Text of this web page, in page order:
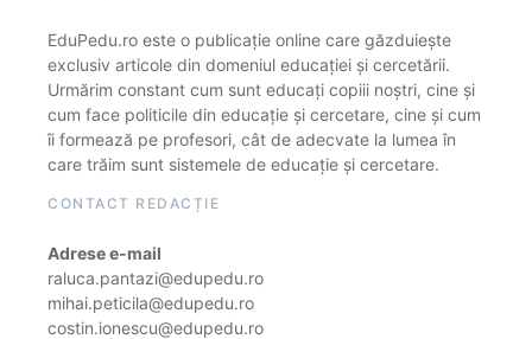
EduPedu.ro este o publicație online care găzduiește
exclusiv articole din domeniul educației și cercetării.
Urmărim constant cum sunt educați copiii noștri, cine și
cum face politicile din educație și cercetare, cine și cum
îi formează pe profesori, cât de adecvate la lumea în
care trăim sunt sistemele de educație și cercetare.
CONTACT REDACȚIE
Adrese e-mail
raluca.pantazi@edupedu.ro
mihai.peticila@edupedu.ro
costin.ionescu@edupedu.ro